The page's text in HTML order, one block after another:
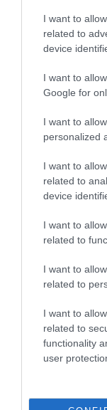
I want to
related to
device
I want to
Google for
I want to
personalized
I want to
related to
device
I want to
related to
I want to
related to
I want to
related to
functionality
user
Figyelmedbe
Vilmos új
már a
Harryvel nem
Mindezek a
következtetni,
befolyással